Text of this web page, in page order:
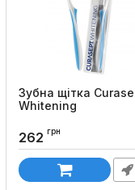
Зубна щітка
Whitening
262 грн